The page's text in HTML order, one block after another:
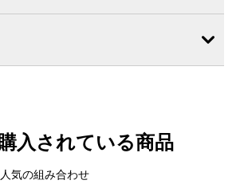
入されている商品
気の組み合わせ